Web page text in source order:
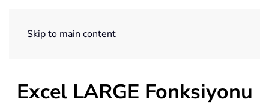
Skip to main content
Excel LARGE Fonksiyonu